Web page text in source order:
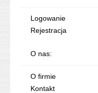
Logowanie
Rejestracja
O nas:
O firmie
Kontakt